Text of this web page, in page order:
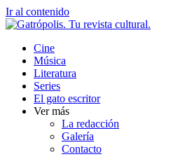
Ir al contenido
Cine
Música
Literatura
Series
El gato escritor
Ver más
La redacción
Galería
Contacto